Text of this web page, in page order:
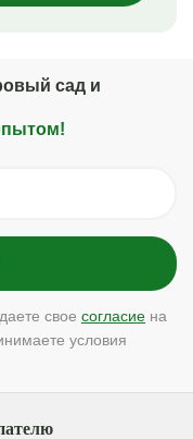
сад и
свое согласие на
условия